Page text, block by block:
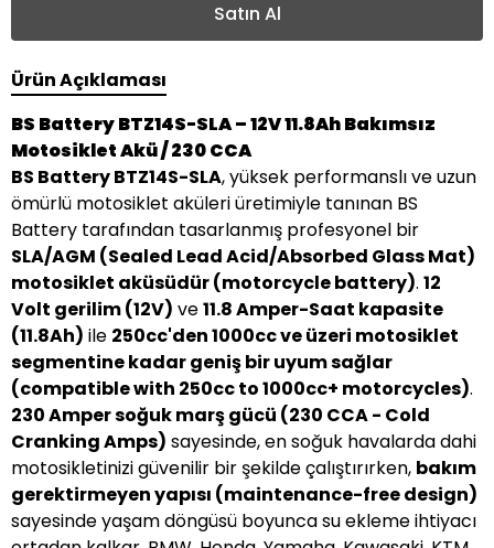
Satın Al
Ürün Açıklaması
BS Battery BTZ14S-SLA – 12V 11.8Ah Bakımsız
Motosiklet Akü / 230 CCA
BS Battery BTZ14S-SLA, yüksek performanslı ve uzun
ömürlü motosiklet aküleri üretimiyle tanınan BS
Battery tarafından tasarlanmış profesyonel bir
SLA/AGM (Sealed Lead Acid/Absorbed Glass Mat)
motosiklet aküsüdür (motorcycle battery). 12
Volt gerilim (12V) ve11.8 Amper-Saat kapasite
(11.8Ah) ile 250cc'den 1000cc ve üzeri motosiklet
segmentine kadar geniş bir uyum sağlar
(compatible with 250cc to 1000cc+ motorcycles).
230 Amper soğuk marş gücü (230 CCA - Cold
Cranking Amps) sayesinde, en soğuk havalarda dahi
motosikletinizi güvenilir bir şekilde çalıştırırken, bakım
gerektirmeyen yapısı (maintenance-free design)
sayesinde yaşam döngüsü boyunca su ekleme ihtiyacı